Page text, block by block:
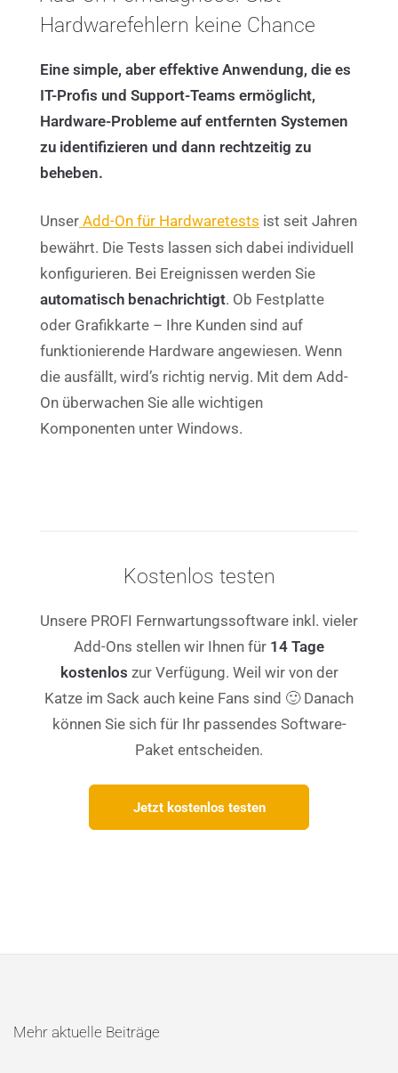
Hardwarefehlern keine Chance
Eine simple, aber effektive Anwendung, die es
IT-Profis und Support-Teams ermöglicht,
Hardware-Probleme auf entfernten Systemen
zu identifizieren und dann rechtzeitig zu
beheben.
Unser Add-On für Hardwaretests ist seit Jahren
bewährt. Die Tests lassen sich dabei individuell
konfigurieren. Bei Ereignissen werden Sie
automatisch benachrichtigt. Ob Festplatte
oder Grafikkarte – Ihre Kunden sind auf
funktionierende Hardware angewiesen. Wenn
die ausfällt, wird’s richtig nervig. Mit dem Add-
On überwachen Sie alle wichtigen
Komponenten unter Windows.
Kostenlos testen
Unsere PROFI Fernwartungssoftware inkl. vieler
Add-Ons stellen wir Ihnen für 14 Tage
kostenlos zur Verfügung. Weil wir von der
Katze im Sack auch keine Fans sind 🙂 Danach
können Sie sich für Ihr passendes Software-
Paket entscheiden.
Jetzt kostenlos testen
Mehr aktuelle Beiträge